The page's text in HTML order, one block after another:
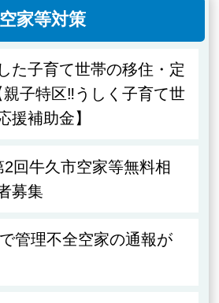
空家等対策
た子育て世帯の移住・定
子特区‼うしく子育て世
援補助金】
回牛久市空家等無料相
募集
管理不全空家の通報が